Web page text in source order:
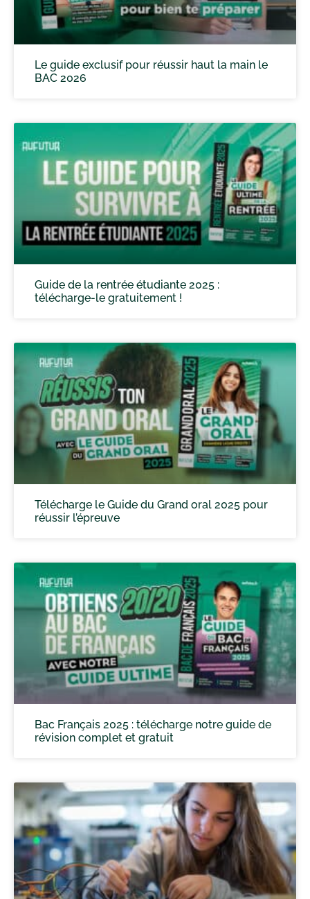
Le guide exclusif pour réussir haut la main le
BAC 2026
Guide de la rentrée étudiante 2025 :
télécharge-le gratuitement !
Télécharge le Guide du Grand oral 2025 pour
réussir l’épreuve
Bac Français 2025 : télécharge notre guide de
révision complet et gratuit